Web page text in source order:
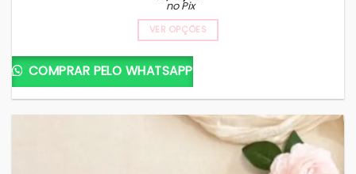
era:
R$ 14,99.
é:
R$ 12,99.
no Pix
VER OPÇÕES
COMPRAR PELO WHATSAPP